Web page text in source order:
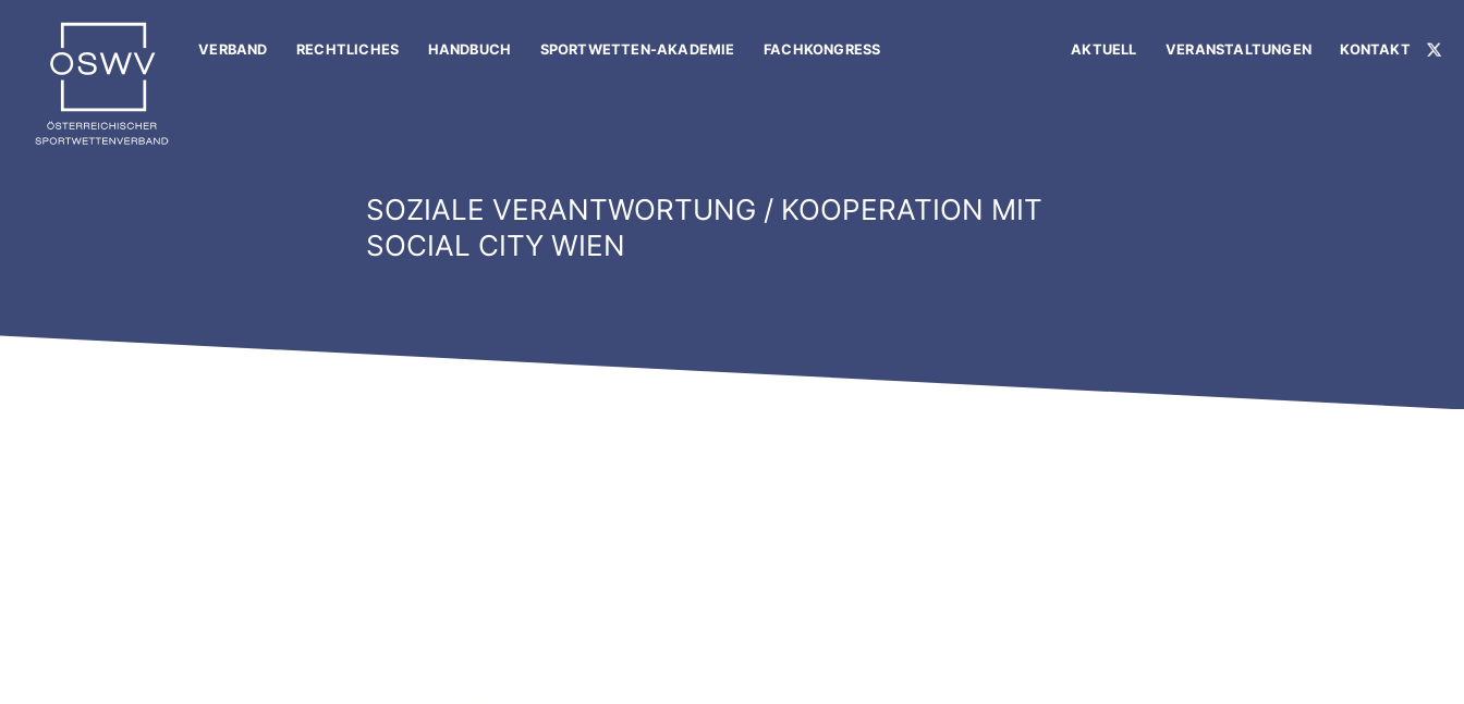
springen
VERBAND RECHTLICHES HANDBUCH SPORTWETTEN-AKADEMIE FACHKONGRESS AKTUELL VERANSTALTUNGEN KONTAKT X
SOZIALE VERANTWORTUNG / KOOPERATION MIT
SOCIAL CITY WIEN